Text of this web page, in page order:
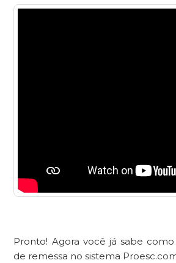
Pronto! Agora você já sabe
de remessa no sistema